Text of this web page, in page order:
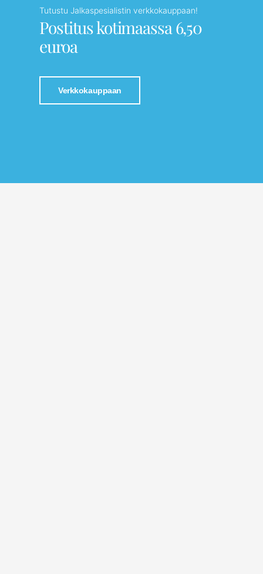
Tutustu Jalkaspesialistin verkkokauppaan!
Postitus kotimaassa 6,50
euroa
Verkkokauppaan